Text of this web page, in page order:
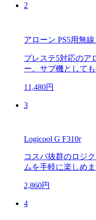
2
アローン PS5用無
プレステ5対応のア
ー。サブ機としても
11,480円
3
Logicool G F310r
コスパ抜群のロジ
ムを手軽に楽しめま
2,860円
4